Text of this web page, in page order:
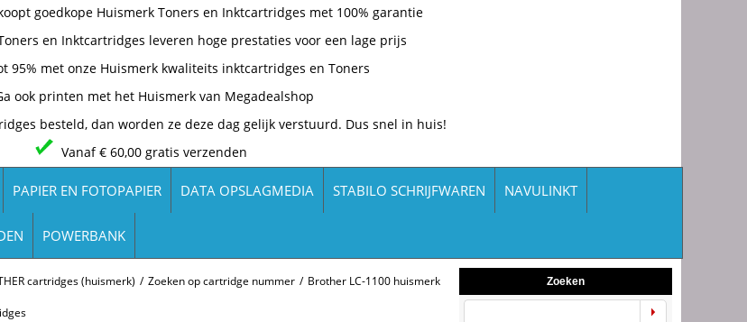
goedkope Huismerk Toners en Inktcartridges met 100% garantie
en Inktcartridges leveren hoge prestaties voor een lage prijs
95% met onze Huismerk kwaliteits inktcartridges en Toners
ook printen met het Huismerk van Megadealshop
besteld, dan worden ze deze dag gelijk verstuurd. Dus snel in huis!
Vanaf € 60,00 gratis verzenden
PAPIER EN FOTOPAPIER DATA OPSLAGMEDIA STABILO SCHRIJFWAREN NAVULINKT
POWERBANK
cartridges (huismerk) / Zoeken op cartridge nummer / Brother LC-1100 huismerk Zoeken